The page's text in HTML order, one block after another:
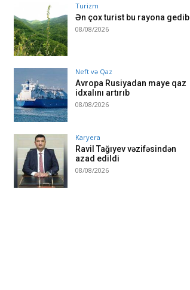
Turizm
Ən çox turist bu rayona gedib
08/08/2026
Neft və Qaz
Avropa Rusiyadan maye qaz
idxalını artırıb
08/08/2026
Karyera
Ravil Tağıyev vəzifəsindən
azad edildi
08/08/2026